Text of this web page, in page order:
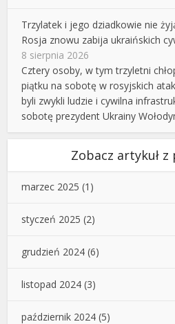
Trzylatek i jego dziadkowie nie
Rosja znowu zabija ukraińskich
8 sierpnia 2026
Cztery osoby, w tym trzyletni
piątku na sobotę w rosyjskich
byli zwykli ludzie i cywilna
sobotę prezydent Ukrainy
Zobacz artykuł z
marzec 2025 (1)
styczeń 2025 (2)
grudzień 2024 (6)
listopad 2024 (3)
październik 2024 (5)